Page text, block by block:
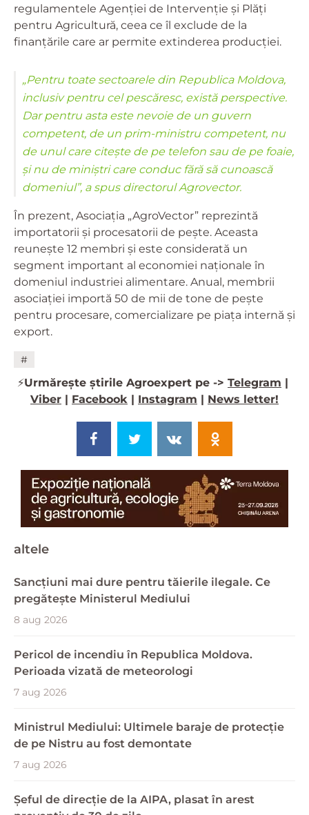
regulamentele Agenției de Intervenție și Plăți
pentru Agricultură, ceea ce îl exclude de la
finanțările care ar permite extinderea producției.
„Pentru toate sectoarele din Republica Moldova,
inclusiv pentru cel pescăresc, există perspective.
Dar pentru asta este nevoie de un guvern
competent, de un prim-ministru competent, nu
de unul care citește de pe telefon sau de pe foaie,
și nu de miniștri care conduc fără să cunoască
domeniul”, a spus directorul Agrovector.
În prezent, Asociația „AgroVector” reprezintă
importatorii și procesatorii de pește. Aceasta
reunește 12 membri și este considerată un
segment important al economiei naționale în
domeniul industriei alimentare. Anual, membrii
asociației importă 50 de mii de tone de pește
pentru procesare, comercializare pe piața internă și
export.
#
⚡️Urmărește știrile Agroexpert pe -> Telegram |
Viber | Facebook | Instagram | News letter!
altele
Sancțiuni mai dure pentru tăierile ilegale. Ce
pregătește Ministerul Mediului
8 aug 2026
Pericol de incendiu în Republica Moldova.
Perioada vizată de meteorologi
7 aug 2026
Ministrul Mediului: Ultimele baraje de protecție
de pe Nistru au fost demontate
7 aug 2026
Șeful de direcție de la AIPA, plasat în arest